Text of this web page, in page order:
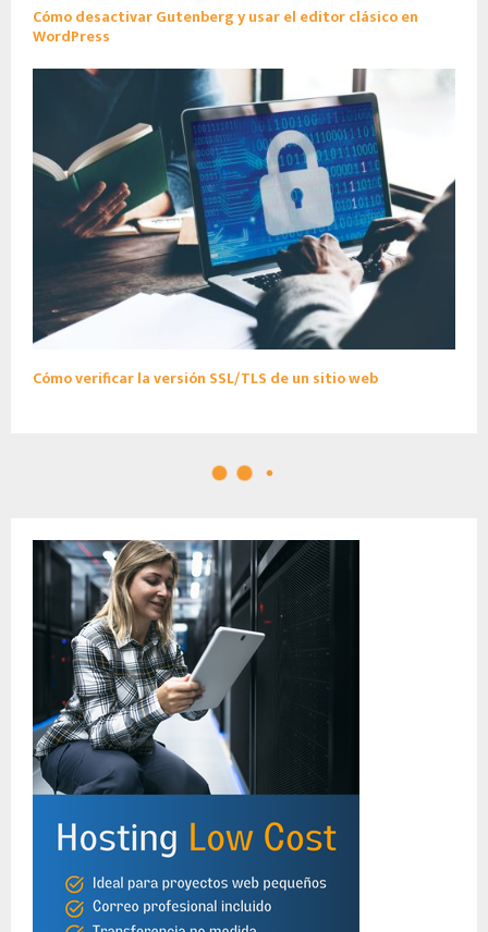
Cómo desactivar Gutenberg y usar el editor clásico en
WordPress
Cómo verificar la versión SSL/TLS de un sitio web